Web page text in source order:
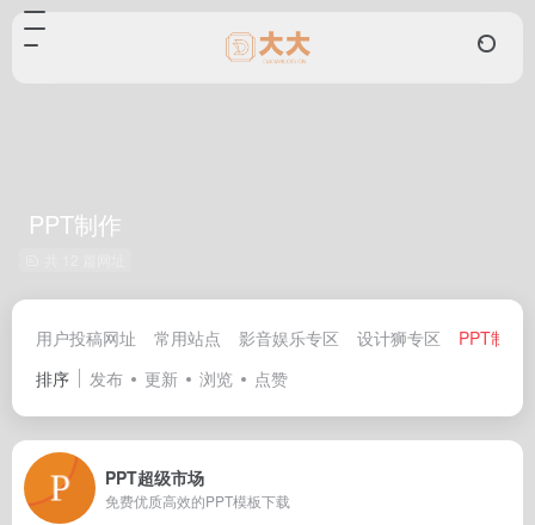
PPT制作
用户投稿网址 常用站点 影音娱乐专区 设计狮专区
PPT制作
排序
发布 更新 浏览 点赞
PPT超级市场
免费优质高效的PPT模板下载